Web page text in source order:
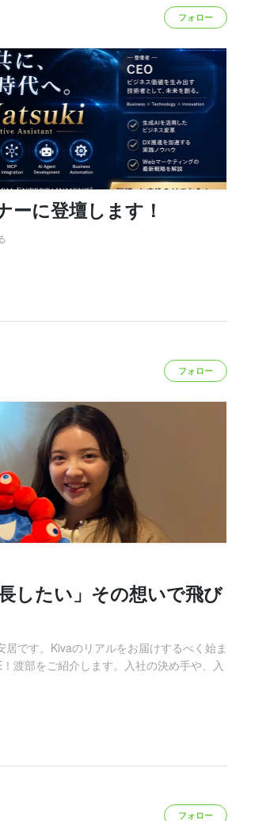
フォロー
ーに登壇します！
フォロー
したい」その想いで飛び
です。Kivaのリアルをお届けするべく始ま
渡部をご紹介します。入社の決め手や、入
フォロー